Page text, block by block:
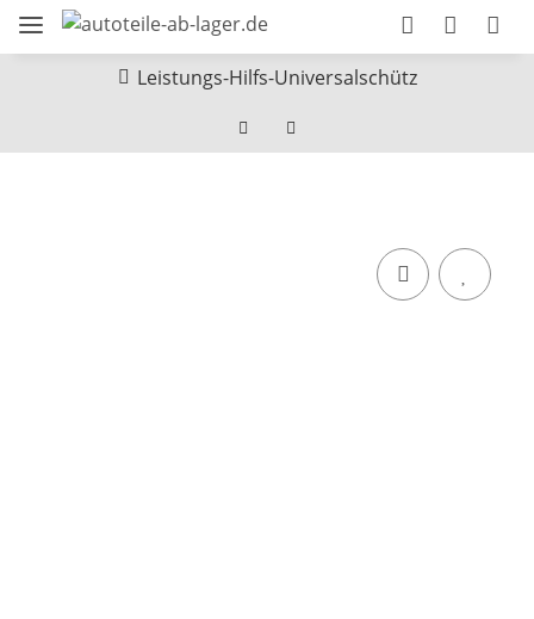
Leistungs-Hilfs-Universalschütz